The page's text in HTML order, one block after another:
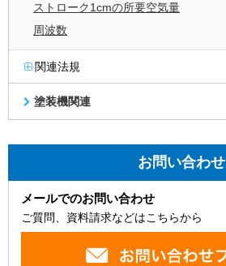
ストローク1cmの所要空気量
周波数
関連法規
塗装機関連
お問い合わせ
メールでのお問い合わせ
ご質問、資料請求などはこちらから